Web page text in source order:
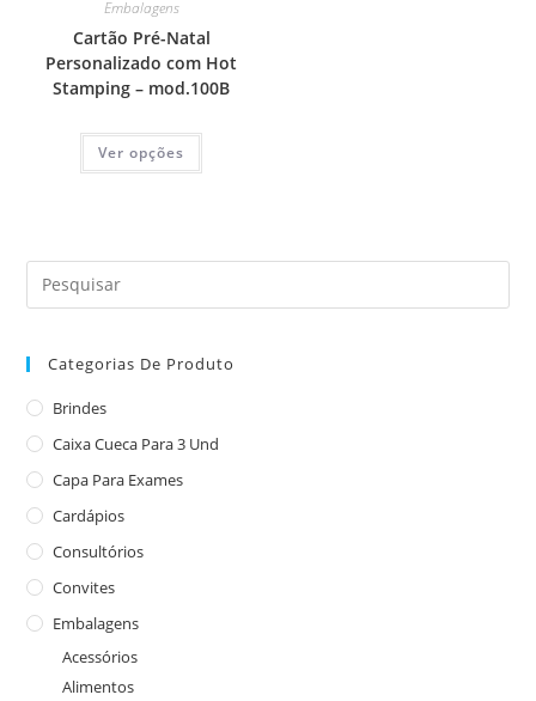
Embalagens
Cartão Pré-Natal
Personalizado com Hot
Stamping – mod.100B
Ver opções
Categorias De Produto
Brindes
Caixa Cueca Para 3 Und
Capa Para Exames
Cardápios
Consultórios
Convites
Embalagens
Acessórios
Alimentos